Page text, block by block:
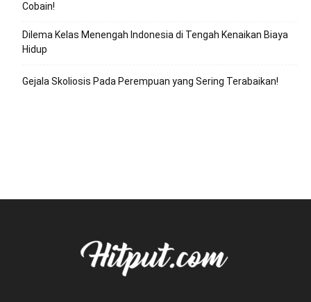
Cobain!
Dilema Kelas Menengah Indonesia di Tengah Kenaikan Biaya
Hidup
Gejala Skoliosis Pada Perempuan yang Sering Terabaikan!